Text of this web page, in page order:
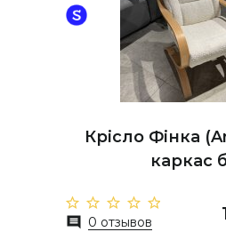
Крісло Фінка
каркас
0 отзывов